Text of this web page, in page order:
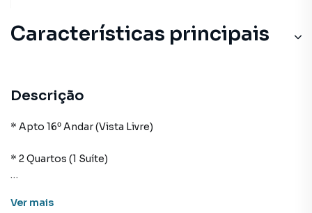
Características principais
Descrição
* Apto 16⁰ Andar (Vista Livre)
* 2 Quartos (1 Suíte)
Ver mais